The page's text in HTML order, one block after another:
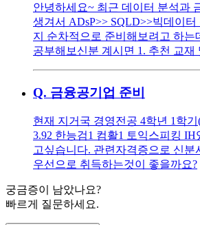
안녕하세요~ 최근 데이터 분석과
생겨서 ADsP>> SQLD>>빅데이
지 순차적으로 준비해보려고 하는
공부해보신분 계시면 1. 추천 교재
Q. 금융공기업 준비
현재 지거국 경영전공 4학년 1학
3.92 한능검1 컴활1 토익스피킹
고싶습니다. 관련자격증으로 신분
우선으로 취득하는것이 좋을까요?
궁금증이 남았나요?
빠르게 질문하세요.